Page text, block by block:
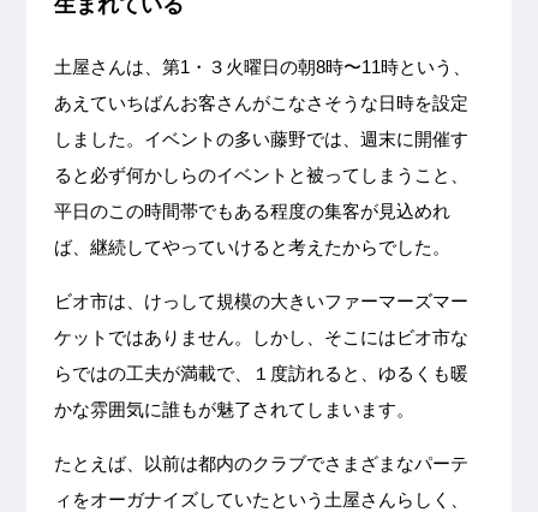
生まれている
土屋さんは、第1・３火曜日の朝8時〜11時という、
あえていちばんお客さんがこなさそうな日時を設定
しました。イベントの多い藤野では、週末に開催す
ると必ず何かしらのイベントと被ってしまうこと、
平日のこの時間帯でもある程度の集客が見込めれ
ば、継続してやっていけると考えたからでした。
ビオ市は、けっして規模の大きいファーマーズマー
ケットではありません。しかし、そこにはビオ市な
らではの工夫が満載で、１度訪れると、ゆるくも暖
かな雰囲気に誰もが魅了されてしまいます。
たとえば、以前は都内のクラブでさまざまなパーテ
ィをオーガナイズしていたという土屋さんらしく、